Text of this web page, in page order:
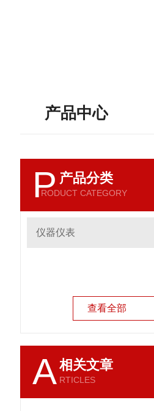
产品中心
P 产品分类
RODUCT CATEGORY
仪器仪表
查看全部
A相关文章
RTICLES